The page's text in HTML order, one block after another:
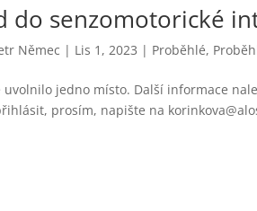
do senzomotorické
Němec | Lis 1, 2023 | Proběhlé,
uvolnilo jedno místo. Další informace
prosím, napište na